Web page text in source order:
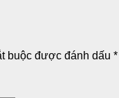
buộc được đánh dấu *